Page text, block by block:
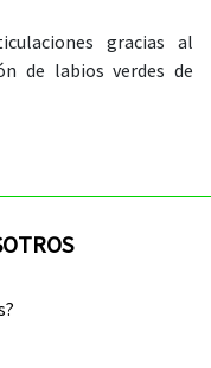
gracias al
de labios verdes de